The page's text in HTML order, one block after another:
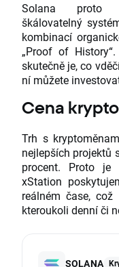
Solana proto
škálovatelný
kombinací
„Proof of
skutečně je, co
ní můžete
Cena
Trh s
nejlepších projektů
procent. Proto je
xStation
reálném čase,
kteroukoli denní či
SOLANA